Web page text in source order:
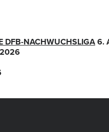
DFB-NACHWUCHSLIGA 6.